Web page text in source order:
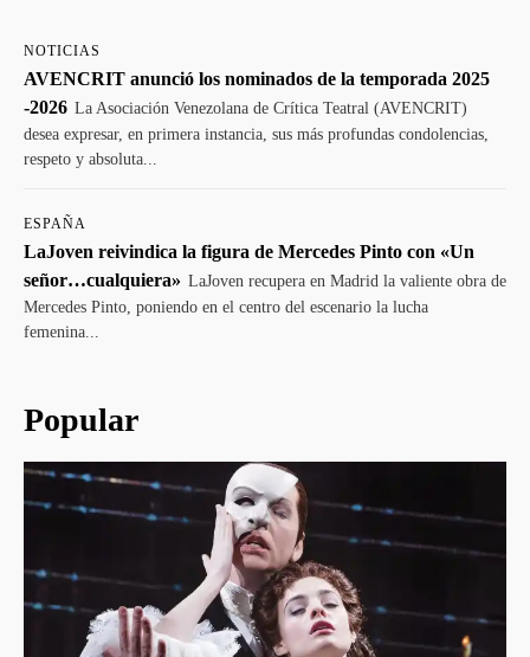
NOTICIAS
AVENCRIT anunció los nominados de la temporada 2025
-2026 La Asociación Venezolana de Crítica Teatral (AVENCRIT)
desea expresar, en primera instancia, sus más profundas condolencias,
respeto y absoluta...
ESPAÑA
LaJoven reivindica la figura de Mercedes Pinto con «Un
señor…cualquiera» LaJoven recupera en Madrid la valiente obra de
Mercedes Pinto, poniendo en el centro del escenario la lucha
femenina...
Popular